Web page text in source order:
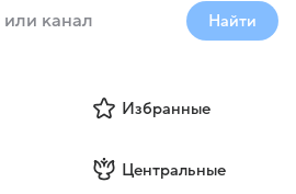
Найти
Избранные
Центральные